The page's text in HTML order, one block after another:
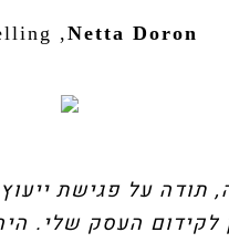
Netta Doron
,
תודה על פגישת
לקידום העסק שלי.